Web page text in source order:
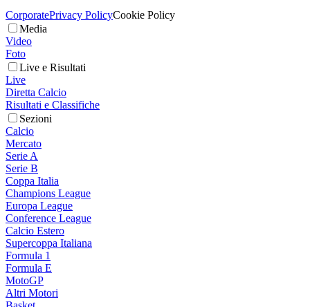
CorporatePrivacy PolicyCookie Policy
Media
Video
Foto
Live e Risultati
Live
Diretta Calcio
Risultati e Classifiche
Sezioni
Calcio
Mercato
Serie A
Serie B
Coppa Italia
Champions League
Europa League
Conference League
Calcio Estero
Supercoppa Italiana
Formula 1
Formula E
MotoGP
Altri Motori